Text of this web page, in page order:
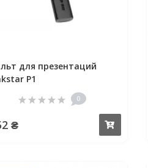
для презентаций
P1
0
₴